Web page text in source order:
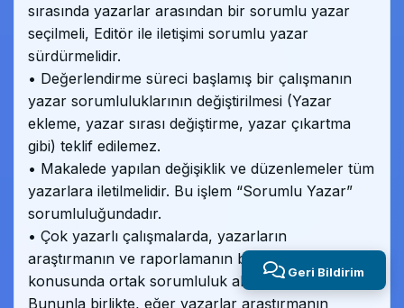
sırasında yazarlar arasından bir sorumlu yazar
seçilmeli, Editör ile iletişimi sorumlu yazar
sürdürmelidir.
• Değerlendirme süreci başlamış bir çalışmanın
yazar sorumluluklarının değiştirilmesi (Yazar
ekleme, yazar sırası değiştirme, yazar çıkartma
gibi) teklif edilemez.
• Makalede yapılan değişiklik ve düzenlemeler tüm
yazarlara iletilmelidir. Bu işlem “Sorumlu Yazar”
sorumluluğundadır.
• Çok yazarlı çalışmalarda, yazarların
araştırmanın ve raporlamanın bütünlüğü
konusunda ortak sorumluluk alması beklenir.
Bununla birlikte, eğer yazarlar araştırmanın
Geri Bildirim